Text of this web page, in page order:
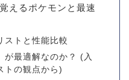
えるポケモンと最速
ストと性能比較
が最適解なのか？ (入
トの観点から)